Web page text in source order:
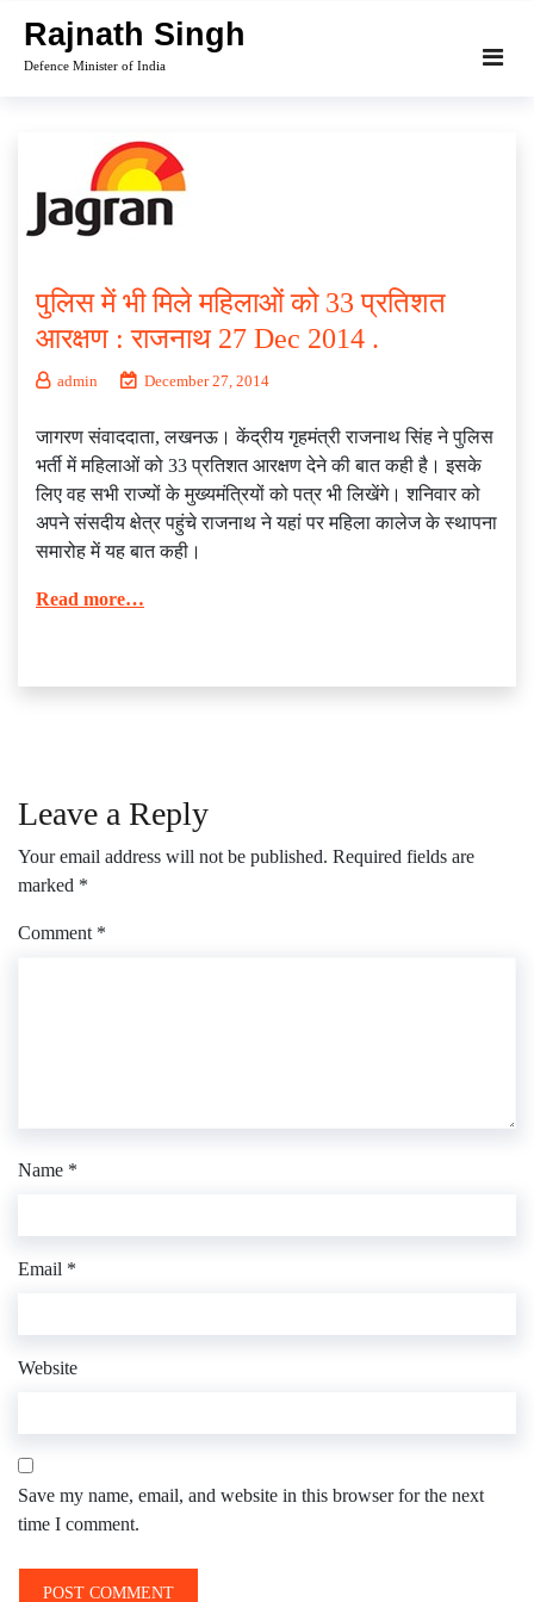
content
Rajnath Singh
Defence Minister of India
पुलिस में भी मिले महिलाओं को 33 प्रतिशत
आरक्षण : राजनाथ 27 Dec 2014 .
admin December 27, 2014
जागरण संवाददाता, लखनऊ। केंद्रीय गृहमंत्री राजनाथ सिंह ने पुलिस
भर्ती में महिलाओं को 33 प्रतिशत आरक्षण देने की बात कही है। इसके
लिए वह सभी राज्यों के मुख्यमंत्रियों को पत्र भी लिखेंगे। शनिवार को
अपने संसदीय क्षेत्र पहुंचे राजनाथ ने यहां पर महिला कालेज के स्थापना
समारोह में यह बात कही।
Read more…
Leave a Reply
Your email address will not be published. Required fields are
marked *
Comment *
Name *
Email *
Website
Save my name, email, and website in this browser for the next
time I comment.